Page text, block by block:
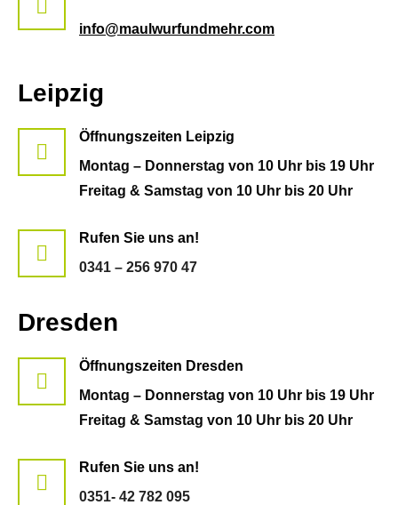
info@maulwurfundmehr.com
Leipzig
Öffnungszeiten Leipzig
Montag – Donnerstag von 10 Uhr bis 19 Uhr
Freitag & Samstag von 10 Uhr bis 20 Uhr
Rufen Sie uns an!
0341 – 256 970 47
Dresden
Öffnungszeiten Dresden
Montag – Donnerstag von 10 Uhr bis 19 Uhr
Freitag & Samstag von 10 Uhr bis 20 Uhr
Rufen Sie uns an!
0351- 42 782 095